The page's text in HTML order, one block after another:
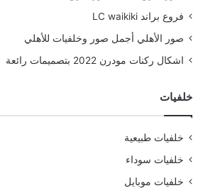
فروع براند LC waikiki
صور الأهلي أجمل صور وخلفيات للأهلي
اشكال ركنات مودرن 2022 بتصميمات رائعة
خلفيات
خلفيات طبيعية
خلفيات سوداء
خلفيات موبايل